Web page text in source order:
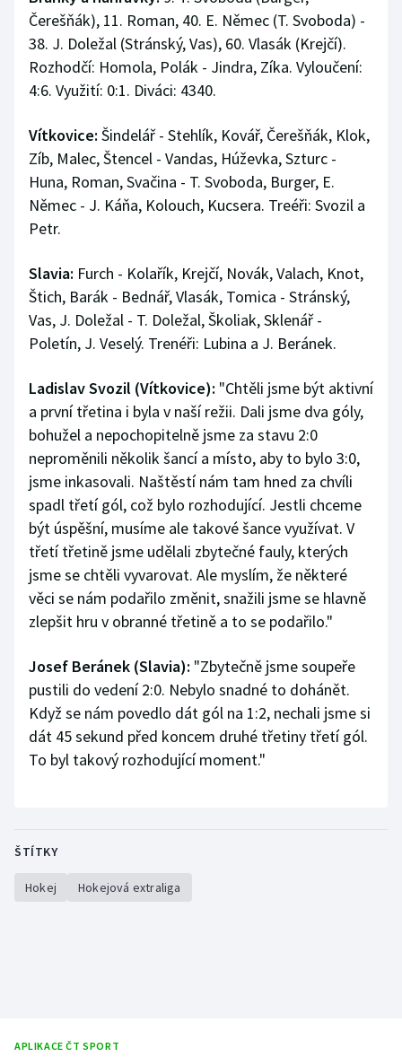
Čerešňák), 11. Roman, 40. E. Němec (T. Svoboda) -
38. J. Doležal (Stránský, Vas), 60. Vlasák (Krejčí).
Rozhodčí: Homola, Polák - Jindra, Zíka. Vyloučení:
4:6. Využití: 0:1. Diváci: 4340.
Vítkovice: Šindelář - Stehlík, Kovář, Čerešňák, Klok,
Zíb, Malec, Štencel - Vandas, Húževka, Szturc -
Huna, Roman, Svačina - T. Svoboda, Burger, E.
Němec - J. Káňa, Kolouch, Kucsera. Treéři: Svozil a
Petr.
Slavia: Furch - Kolařík, Krejčí, Novák, Valach, Knot,
Štich, Barák - Bednář, Vlasák, Tomica - Stránský,
Vas, J. Doležal - T. Doležal, Školiak, Sklenář -
Poletín, J. Veselý. Trenéři: Lubina a J. Beránek.
Ladislav Svozil (Vítkovice): "Chtěli jsme být aktivní
a první třetina i byla v naší režii. Dali jsme dva góly,
bohužel a nepochopitelně jsme za stavu 2:0
neproměnili několik šancí a místo, aby to bylo 3:0,
jsme inkasovali. Naštěstí nám tam hned za chvíli
spadl třetí gól, což bylo rozhodující. Jestli chceme
být úspěšní, musíme ale takové šance využívat. V
třetí třetině jsme udělali zbytečné fauly, kterých
jsme se chtěli vyvarovat. Ale myslím, že některé
věci se nám podařilo změnit, snažili jsme se hlavně
zlepšit hru v obranné třetině a to se podařilo."
Josef Beránek (Slavia): "Zbytečně jsme soupeře
pustili do vedení 2:0. Nebylo snadné to dohánět.
Když se nám povedlo dát gól na 1:2, nechali jsme si
dát 45 sekund před koncem druhé třetiny třetí gól.
To byl takový rozhodující moment."
ŠTÍTKY
Hokej Hokejová extraliga
APLIKACE ČT SPORT